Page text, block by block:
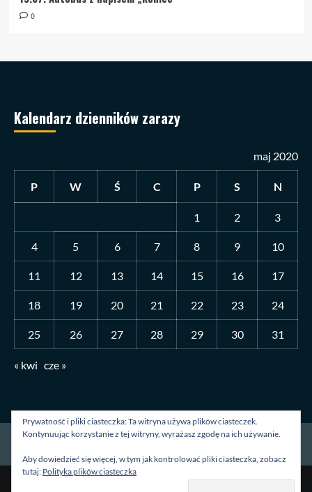
0
Kalendarz dzienników zarazy
maj 2020
P W Ś C P S N
1 2 3
4 5 6 7 8 9 10
11 12 13 14 15 16 17
18 19 20 21 22 23 24
25 26 27 28 29 30 31
« kwi cze »
Strona główna O mnie Blog Kontakt
Prywatność i pliki ciasteczka: Ta witryna używa plików ciasteczek.
Kontynuując korzystanie z tej witryny, wyrażasz zgodę na ich używanie.
Aby dowiedzieć się więcej, w tym jak kontrolować pliki ciasteczka, zobacz
tutaj: Polityka plików ciasteczka